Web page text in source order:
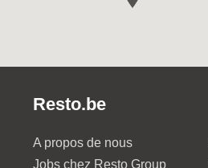
Resto.be
A propos de nous
Jobs chez Resto Group